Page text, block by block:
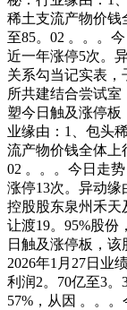
稀土支流产物价钱
至85。02 。。。
近一年涨停5次。
关系勾当记实表
所共建结合尝试
塑今日触及涨停
业缘由：1、包头
流产物价钱全体上
02 。。。今日走
涨停13次。异动缘
控股股东泉州禾天
让渡19。95%股份
日触及涨停板，
2026年1月27日业
利润2。70亿至3。
57%，从因 。。